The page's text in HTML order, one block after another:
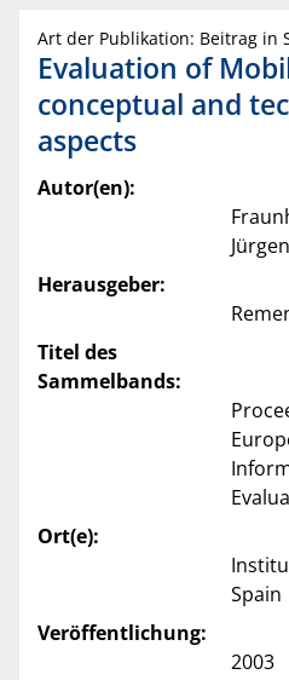
Art der Publikation: Beitrag in
Evaluation of
conceptual and
aspects
Autor(en):
Herausgeber:
Titel des
Sammelbands:
Ort(e):
Spain
Veröffentlichung:
2003